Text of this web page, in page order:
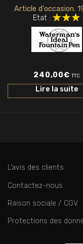
Article d'occasion.
Etat :
240,00€ TTC
Lire la suite
L’avis des clients
Contactez-nous
Raison sociale / CGV
Protections des